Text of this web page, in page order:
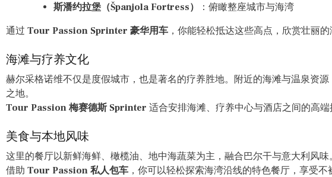
斯潘约拉堡（Španjola Fortress）
：俯瞰整座城市与海湾
通过 Tour Passion Sprinter 豪华用车 ，你能轻松抵达这些高点，欣赏壮丽的
海滩与疗养文化
赫尔采格诺维不仅是度假城市，也是著名的疗养胜地。附近的海滩与温泉资
之地。
Tour Passion 梅赛德斯 Sprinter 适合安排海滩、疗养中心与酒店之间的高端
美食与本地风味
这里的餐厅以新鲜海鲜、橄榄油、地中海蔬菜为主，融合巴尔干与意大利风味。
借助 Tour Passion 私人包车 ，你可以轻松探索海湾沿线的特色餐厅，享受不